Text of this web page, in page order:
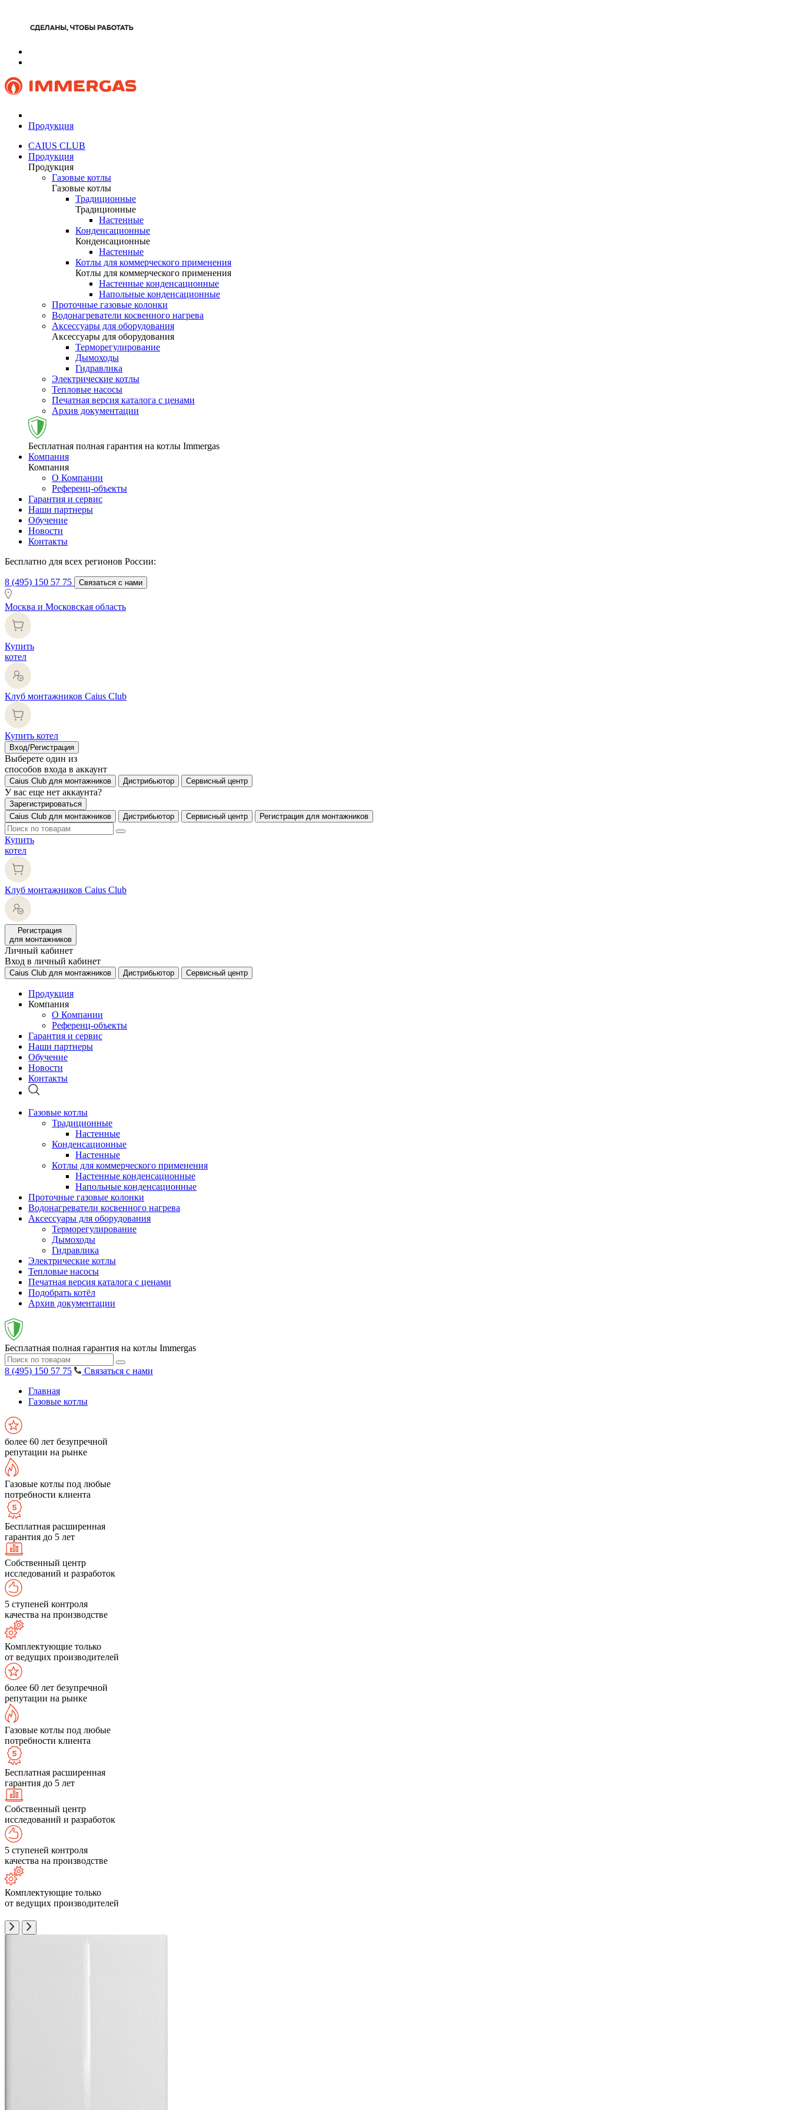
Продукция
CAIUS CLUB
Продукция
Продукция
Газовые котлы
Газовые котлы
Традиционные
Традиционные
Настенные
Конденсационные
Конденсационные
Настенные
Котлы для коммерческого применения
Котлы для коммерческого применения
Настенные конденсационные
Напольные конденсационные
Проточные газовые колонки
Водонагреватели косвенного нагрева
Аксессуары для оборудования
Аксессуары для оборудования
Терморегулирование
Дымоходы
Гидравлика
Электрические котлы
Тепловые насосы
Печатная версия каталога с ценами
Архив документации
Бесплатная полная гарантия на котлы Immergas
Компания
Компания
О Компании
Референц-объекты
Гарантия и сервис
Наши партнеры
Обучение
Новости
Контакты
Бесплатно для всех регионов России:
8 (495) 150 57 75 Связаться с нами
Москва и Московская область
Купить
котел
Клуб монтажников Caius Club
Купить котел
Вход/Регистрация
Выберете один из
способов входа в аккаунт
Caius Club для монтажников Дистрибьютор Сервисный центр
У вас еще нет аккаунта?
Зарегистрироваться
Caius Club для монтажников
Дистрибьютор Сервисный центр Регистрация для монтажников
Купить
котел
Клуб монтажников Caius Club
Регистрация
для монтажников
Личный кабинет
Вход в личный кабинет
Caius Club для монтажников Дистрибьютор Сервисный центр
Продукция
Компания
О Компании
Референц-объекты
Гарантия и сервис
Наши партнеры
Обучение
Новости
Контакты
Газовые котлы
Традиционные
Настенные
Конденсационные
Настенные
Котлы для коммерческого применения
Настенные конденсационные
Напольные конденсационные
Проточные газовые колонки
Водонагреватели косвенного нагрева
Аксессуары для оборудования
Терморегулирование
Дымоходы
Гидравлика
Электрические котлы
Тепловые насосы
Печатная версия каталога с ценами
Подобрать котёл
Архив документации
Бесплатная полная гарантия на котлы Immergas
8 (495) 150 57 75
Связаться с нами
Главная
Газовые котлы
более 60 лет безупречной
репутации на рынке
Газовые котлы под любые
потребности клиента
Бесплатная расширенная
гарантия до 5 лет
Собственный центр
исследований и разработок
5 ступеней контроля
качества на производстве
Комплектующие только
от ведущих производителей
более 60 лет безупречной
репутации на рынке
Газовые котлы под любые
потребности клиента
Бесплатная расширенная
гарантия до 5 лет
Собственный центр
исследований и разработок
5 ступеней контроля
качества на производстве
Комплектующие только
от ведущих производителей